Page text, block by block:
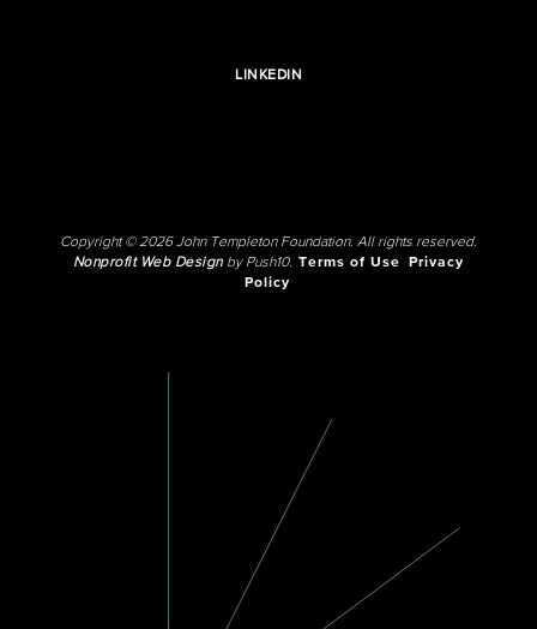
LINKEDIN
Copyright © 2026 John Templeton Foundation. All rights reserved.
Nonprofit Web Designby Push10. Terms of Use
Privacy
Policy